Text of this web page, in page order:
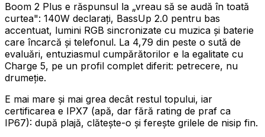
Boom 2 Plus e răspunsul la „vreau să se audă în toată
curtea": 140W declarați, BassUp 2.0 pentru bas
accentuat, lumini RGB sincronizate cu muzica și baterie
care încarcă și telefonul. La 4,79 din peste o sută de
evaluări, entuziasmul cumpărătorilor e la egalitate cu
Charge 5, pe un profil complet diferit: petrecere, nu
drumeție.
E mai mare și mai grea decât restul topului, iar
certificarea e IPX7 (apă, dar fără rating de praf ca
IP67): după plajă, clătește-o și ferește grilele de nisip fin.